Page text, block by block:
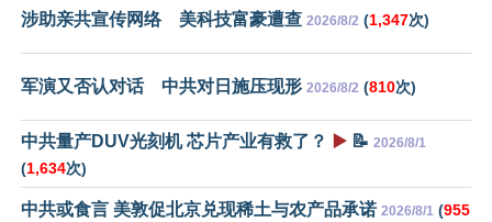
涉助亲共宣传网络 美科技富豪遭查 2026/8/2 (1,347次)
军演又否认对话 中共对日施压现形 2026/8/2 (810次)
中共量产DUV光刻机 芯片产业有救了？ ▶️ 📝 2026/8/1
(1,634次)
中共或食言 美敦促北京兑现稀土与农产品承诺 2026/8/1 (955